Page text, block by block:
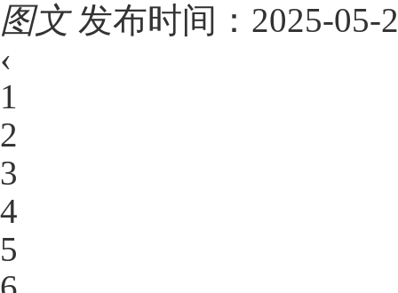
图文 发布时间：2025-05-
‹
1
2
3
4
5